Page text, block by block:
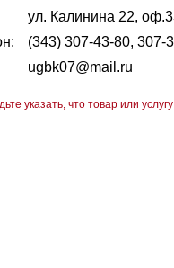
ул. Калинина 22,
(343) 307-43-80, 307-
ugbk07@mail.ru
указать, что товар или